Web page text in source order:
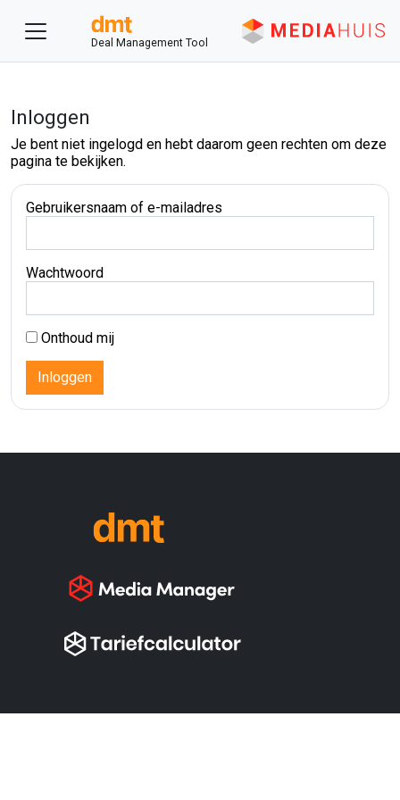
Deal Management Tool
Inloggen
Je bent niet ingelogd en hebt daarom geen rechten om deze
pagina te bekijken.
Gebruikersnaam of e-mailadres
Wachtwoord
Onthoud mij